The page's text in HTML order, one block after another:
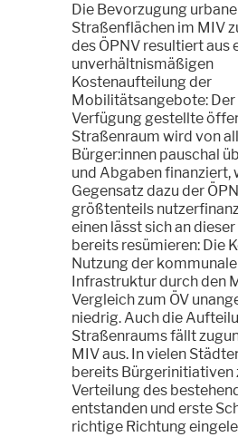
Die Bevorzugung
Straßenflächen im MIV
des ÖPNV resultiert aus
unverhältnismäßigen
Kostenaufteilung der
Mobilitätsangebote: Der
Verfügung gestellte
Straßenraum wird von
Bürger:innen pauschal
und Abgaben finanziert,
Gegensatz dazu der
größtenteils
einen lässt sich an
bereits resümieren: Die
Nutzung der
Infrastruktur durch den
Vergleich zum ÖV
niedrig. Auch die
Straßenraums fällt
MIV aus. In vielen
bereits Bürgerinitiativen
Verteilung des
entstanden und erste
richtige Richtung